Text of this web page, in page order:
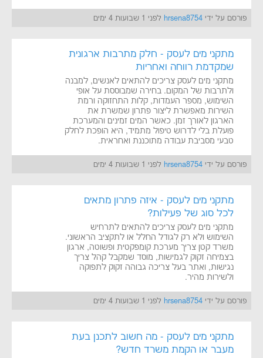
פורסם על ידי hrsena8754 לפני 1 שבועות 4 ימים
מתקני מים לעסק - חלק מתרבות ארגונית
שמקדמת רווחה ואחריות
מתקני מים לעסק צריכים להתאים לאנשים, למבנה
ולתרבות של המקום. בחירה שמבוססת על אופי
השימוש, מספר העמדות, קלות התחזוקה ורמת
השירות מאפשרת ליצור פתרון שמשרת את
הארגון לאורך זמן. כאשר המים זמינים והמערכת
פועלת בלי לדרוש טיפול מתמיד, היא הופכת לחלק
טבעי מסביבת עבודה מתוכננת ואחראית.
פורסם על ידי hrsena8754 לפני 1 שבועות 4 ימים
מתקני מים לעסק - איזה פתרון מתאים
לכל סוג של פעילות?
מתקני מים לעסק צריכים להתאים לתרחיש
השימוש ולא רק לגודל החלל או לתקציב הראשוני.
משרד קטן צריך מערכת קומפקטית ופשוטה, ארגון
בצמיחה זקוק לגמישות, מוסד שמקבל קהל צריך
נגישות, ואתר בעל צריכה גבוהה זקוק לתפוקה
ולשירות מהיר.
פורסם על ידי hrsena8754 לפני 1 שבועות 4 ימים
מתקני מים לעסק - מה חשוב לתכנן בעת
מעבר או הקמת משרד חדש?